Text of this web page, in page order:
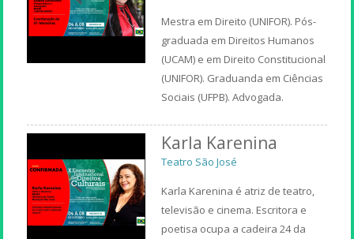
Mestra em Direito (UNIFOR). Pós-
graduada em Direitos Humanos
(UCAM) e em Direito Constitucional
(UNIFOR). Graduanda em Ciências
Sociais (UFPB). Advogada.
Karla Karenina
Teatro São José
Karla Karenina é atriz de teatro,
televisão e cinema. Escritora e
poetisa ocupa a cadeira 24 da